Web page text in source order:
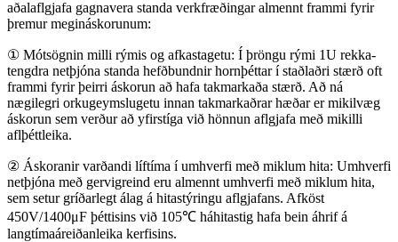
aðalaflgjafa gagnavera standa verkfræðingar almennt frammi fyrir
þremur megináskorunum:
① Mótsögnin milli rýmis og afkastagetu: Í þröngu rými 1U rekka-
tengdra netþjóna standa hefðbundnir hornþéttar í staðlaðri stærð oft
frammi fyrir þeirri áskorun að hafa takmarkaða stærð. Að ná
nægilegri orkugeymslugetu innan takmarkaðrar hæðar er mikilvæg
áskorun sem verður að yfirstíga við hönnun aflgjafa með mikilli
aflþéttleika.
② Áskoranir varðandi líftíma í umhverfi með miklum hita: Umhverfi
netþjóna með gervigreind eru almennt umhverfi með miklum hita,
sem setur gríðarlegt álag á hitastýringu aflgjafans. Afköst
450V/1400μF þéttisins við 105℃ háhitastig hafa bein áhrif á
langtímaáreiðanleika kerfisins.